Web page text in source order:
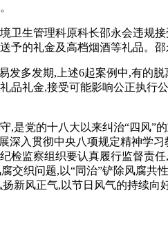
卫生管理科原科长邵永会违规
予的礼金及高档烟酒等礼品。
发多发期,上述6起案例中,有的
礼品礼金,接受可能影响公正执
,是党的十八大以来纠治“四风”
深入贯彻中央八项规定精神学
检监察组织要认真履行监督责
交织问题,以“同治”铲除风腐
新风正气,以节日风气的持续向